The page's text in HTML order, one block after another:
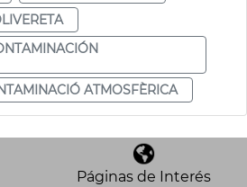
ATMOSFÈRICA
Páginas de Interés